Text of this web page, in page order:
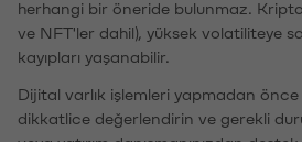
herhangi bir öneride bulunmaz.
ve NFT'ler dahil), yüksek volatiliteye
kayıpları yaşanabilir.
Dijital varlık işlemleri yapmadan
dikkatlice değerlendirin ve gerekli